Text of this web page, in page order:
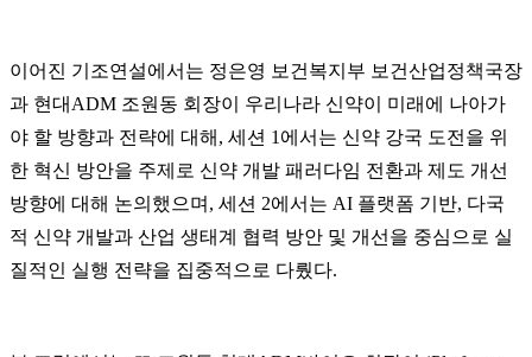
이어진 기조연설에서는 정은영 보건복지부 보건산업정책국장
과 현대ADM 조원동 회장이 우리나라 신약이 미래에 나아가
야 할 방향과 전략에 대해, 세션 1에서는 신약 강국 도전을 위
한 혁신 방안을 주제로 신약 개발 패러다임 전환과 제도 개선
방향에 대해 논의했으며, 세션 2에서는 AI 플랫폼 기반, 다국
적 신약 개발과 산업 생태계 협력 방안 및 개선을 중심으로 실
질적인 실행 전략을 집중적으로 다뤘다.